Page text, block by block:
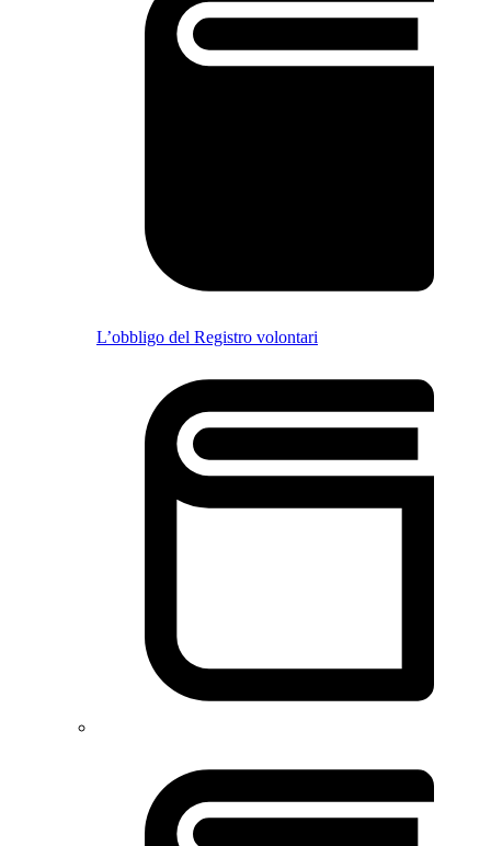
L’obbligo del Registro volontari